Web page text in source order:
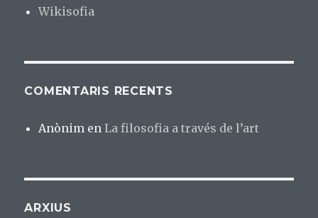
Wikisofia
COMENTARIS RECENTS
Anònim enLa filosofia a través de l’art
ARXIUS